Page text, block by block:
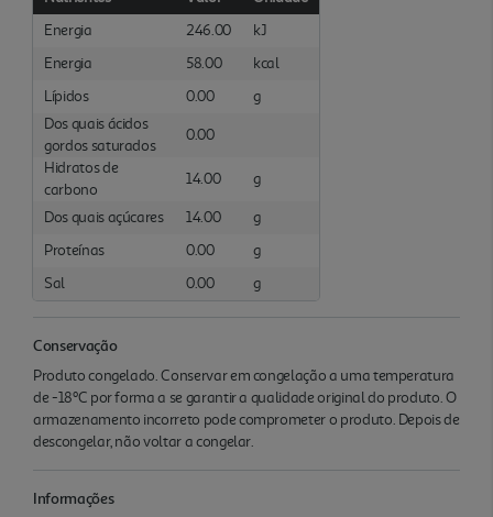
Energia
246.00
kJ
Energia
58.00
kcal
Lípidos
0.00
g
Dos quais ácidos
gordos saturados
0.00
Hidratos de
carbono
14.00 g
Dos quais açúcares 14.00
g
Proteínas
0.00
g
Sal
0.00 g
Conservação
Produto congelado. Conservar em congelação a uma temperatura
de -18ºC por forma a se garantir a qualidade original do produto. O
armazenamento incorreto pode comprometer o produto. Depois de
descongelar, não voltar a congelar.
Informações